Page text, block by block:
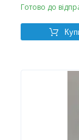
Готово до